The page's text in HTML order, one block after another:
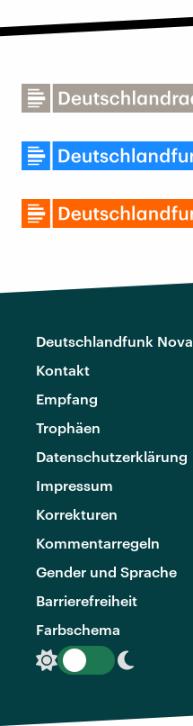
Deutschlandfunk Nova
Kontakt
Empfang
Trophäen
Datenschutzerklärung
Impressum
Korrekturen
Kommentarregeln
Gender und Sprache
Barrierefreiheit
Farbschema